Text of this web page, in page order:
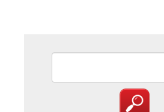
Lei de Acesso à Informação